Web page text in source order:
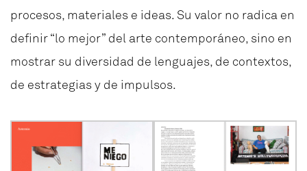
procesos, materiales e ideas. Su valor no radica en
definir “lo mejor” del arte contemporáneo, sino en
mostrar su diversidad de lenguajes, de contextos,
de estrategias y de impulsos.